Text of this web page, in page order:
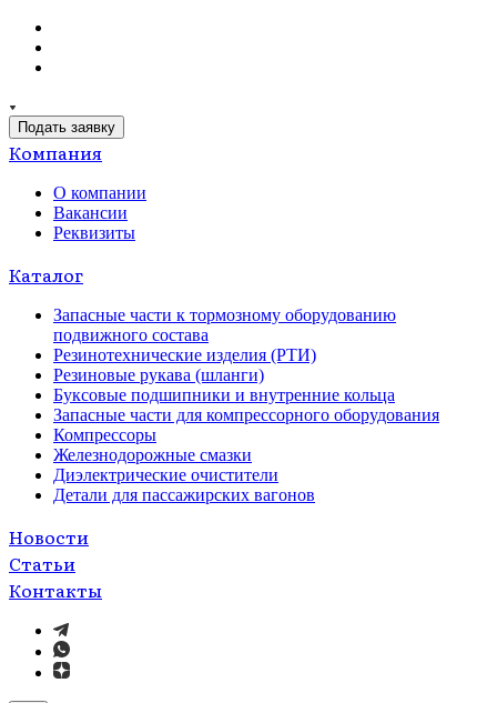
Подать заявку
Компания
О компании
Вакансии
Реквизиты
Каталог
Запасные части к тормозному оборудованию
подвижного состава
Резинотехнические изделия (РТИ)
Резиновые рукава (шланги)
Буксовые подшипники и внутренние кольца
Запасные части для компрессорного оборудования
Компрессоры
Железнодорожные смазки
Диэлектрические очистители
Детали для пассажирских вагонов
Новости
Статьи
Контакты